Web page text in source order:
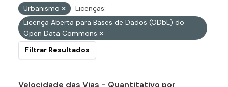
Urbanismo
Licenças:
Licença Aberta para Bases de Dados (ODbL) do
Open Data Commons
Filtrar Resultados